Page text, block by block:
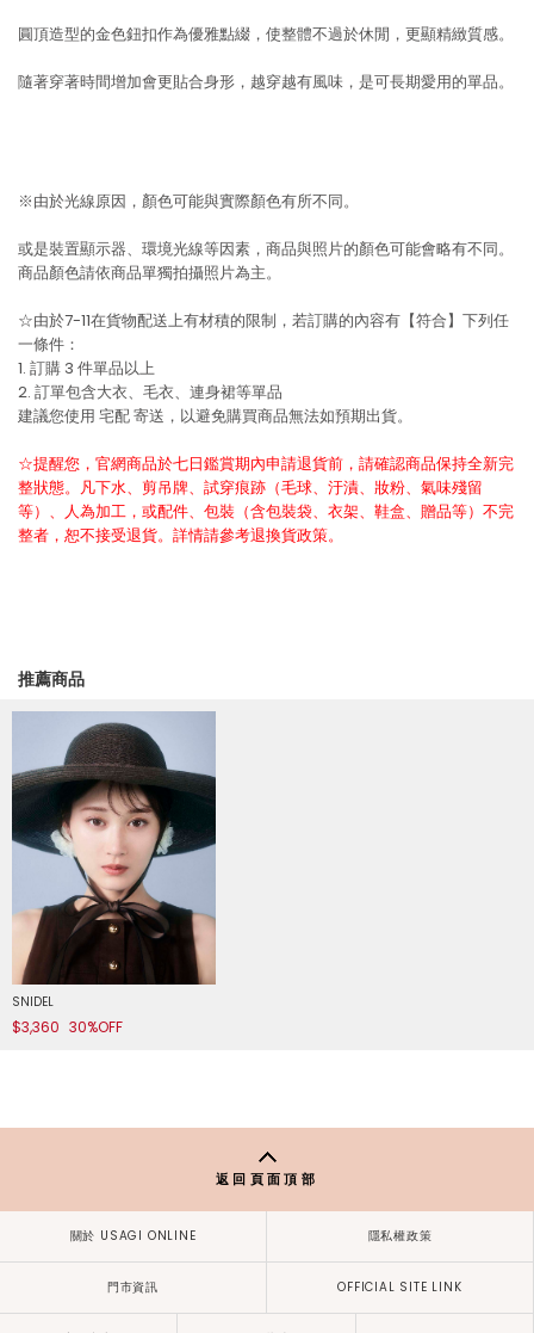
圓頂造型的金色鈕扣作為優雅點綴，使整體不過於休閒，更顯精緻質感。
隨著穿著時間增加會更貼合身形，越穿越有風味，是可長期愛用的單品。
※由於光線原因，顏色可能與實際顏色有所不同。
或是裝置顯示器、環境光線等因素，商品與照片的顏色可能會略有不同。
商品顏色請依商品單獨拍攝照片為主。
☆由於7-11在貨物配送上有材積的限制，若訂購的內容有【符合】下列任
一條件：
1. 訂購 3 件單品以上
2. 訂單包含大衣、毛衣、連身裙等單品
建議您使用 宅配寄送，以避免購買商品無法如預期出貨。
☆提醒您，官網商品於七日鑑賞期內申請退貨前，請確認商品保持全新完
整狀態。凡下水、剪吊牌、試穿痕跡（毛球、汙漬、妝粉、氣味殘留
等）、人為加工，或配件、包裝（含包裝袋、衣架、鞋盒、贈品等）不完
整者，恕不接受退貨。詳情請參考退換貨政策。
推薦商品
SNIDEL
$3,360 30%OFF
返回頁面頂部
關於 USAGI ONLINE 隱私權政策
門市資訊 OFFICIAL SITE LINK